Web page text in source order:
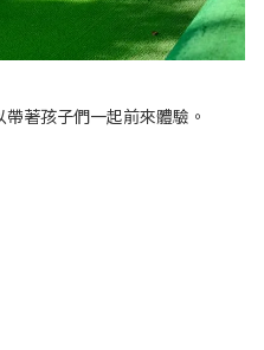
著孩子們一起前來體驗。